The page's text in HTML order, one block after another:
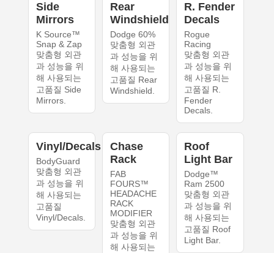
Side
Mirrors
K Source™
Snap & Zap
맞춤형 외관
과 성능을 위
해 사용되는
고품질 Side
Mirrors.
Rear
Windshield
Dodge 60%
맞춤형 외관
과 성능을 위
해 사용되는
고품질 Rear
Windshield.
R. Fender
Decals
Rogue
Racing
맞춤형 외관
과 성능을 위
해 사용되는
고품질 R.
Fender
Decals.
Vinyl/Decals
BodyGuard
맞춤형 외관
과 성능을 위
해 사용되는
고품질
Vinyl/Decals.
Chase
Rack
FAB
FOURS™
HEADACHE
RACK
MODIFIER
맞춤형 외관
과 성능을 위
해 사용되는
Roof
Light Bar
Dodge™
Ram 2500
맞춤형 외관
과 성능을 위
해 사용되는
고품질 Roof
Light Bar.